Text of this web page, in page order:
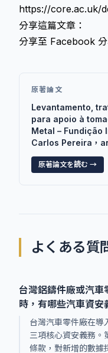
https://core.ac.uk/
分享這篇文章：
分享至 Facebook
原著論文
Levantamento,
para apoio à
Metal – Fundição
Carlos Pereira，
原著論文を読む →
よくある質
台灣鋁鑄件廠或汽
時，有哪些汽車資安
台灣汽車零件廠在導
三項核心資安義務。
條款，對新增的數據